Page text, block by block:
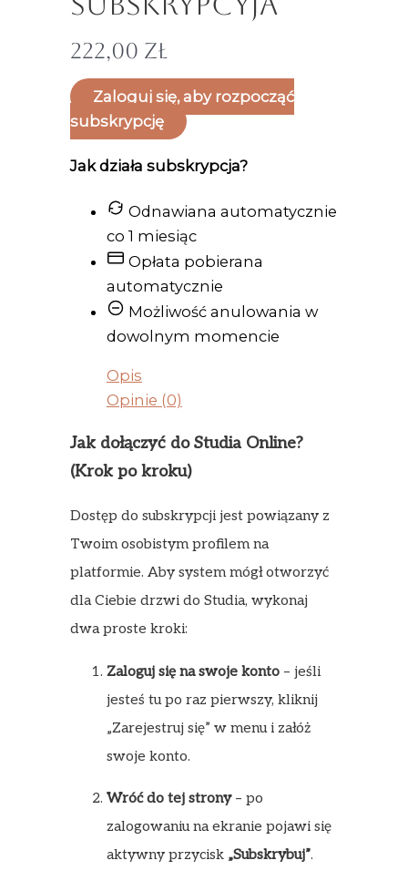
222,00 zł
Zaloguj się, aby rozpocząć
subskrypcję
Jak działa subskrypcja?
Odnawiana automatycznie
co 1 miesiąc
Opłata pobierana
automatycznie
Możliwość anulowania w
dowolnym momencie
Opis
Opinie (0)
Jak dołączyć do Studia Online?
(Krok po kroku)
Dostęp do subskrypcji jest powiązany z
Twoim osobistym profilem na
platformie. Aby system mógł otworzyć
dla Ciebie drzwi do Studia, wykonaj
dwa proste kroki:
Zaloguj się na swoje konto– jeśli
jesteś tu po raz pierwszy, kliknij
„Zarejestruj się” w menu i załóż
swoje konto.
Wróć do tej strony– po
zalogowaniu na ekranie pojawi się
aktywny przycisk „Subskrybuj”.